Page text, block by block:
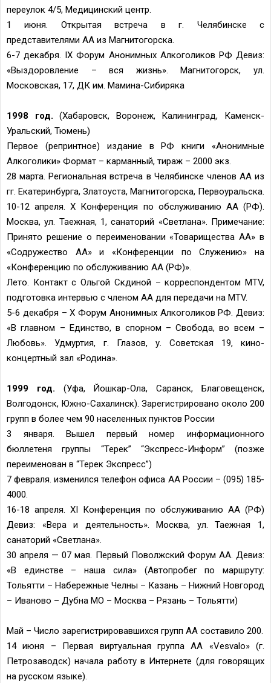
переулок 4/5, Медицинский центр.
1 июня. Открытая встреча в г. Челябинске с
представителями АА из Магнитогорска.
6-7 декабря. IX Форум Анонимных Алкоголиков РФ Девиз:
«Выздоровление – вся жизнь». Магнитогорск, ул.
Московская, 17, ДК им. Мамина-Сибиряка
1998 год.(Хабаровск, Воронеж, Калининград, Каменск-
Уральский, Тюмень)
Первое (репринтное) издание в РФ книги «Анонимные
Алкоголики» Формат – карманный, тираж – 2000 экз.
28 марта. Региональная встреча в Челябинске членов АА из
гг. Екатеринбурга, Златоуста, Магнитогорска, Первоуральска.
10-12 апреля. X Конференция по обслуживанию АА (РФ).
Москва, ул. Таежная, 1, санаторий «Светлана». Примечание:
Принято решение о переименовании «Товарищества АА» в
«Содружество АА» и «Конференции по Служению» на
«Конференцию по обслуживанию АА (РФ)».
Лето. Контакт с Ольгой Скдиной – корреспондентом MTV,
подготовка интервью с членом АА для передачи на MTV.
5-6 декабря – X Форум Анонимных Алкоголиков РФ. Девиз:
«В главном – Единство, в спорном – Свобода, во всем –
Любовь». Удмуртия, г. Глазов, у. Советская 19, кино-
концертный зал «Родина».
1999 год. (Уфа, Йошкар-Ола, Саранск, Благовещенск,
Волгодонск, Южно-Сахалинск). Зарегистрировано около 200
групп в более чем 90 населенных пунктов России
3 января. Вышел первый номер информационного
бюллетеня группы “Терек” “Экспресс-Информ” (позже
переименован в “Терек Экспресс”)
7 февраля. изменился телефон офиса АА России – (095) 185-
4000.
16-18 апреля. XI Конференция по обслуживанию АА (РФ)
Девиз: «Вера и деятельность». Москва, ул. Таежная 1,
санаторий «Светлана».
30 апреля — 07 мая. Первый Поволжский Форум АА. Девиз:
«В единстве – наша сила» (Автопробег по маршруту:
Тольятти – Набережные Челны – Казань – Нижний Новгород
– Иваново – Дубна МО – Москва – Рязань – Тольятти)
Май – Число зарегистрировавшихся групп АА составило 200.
14 июня – Первая виртуальная группа АА «Vesvalo» (г.
Петрозаводск) начала работу в Интернете (для говорящих
на русском языке).